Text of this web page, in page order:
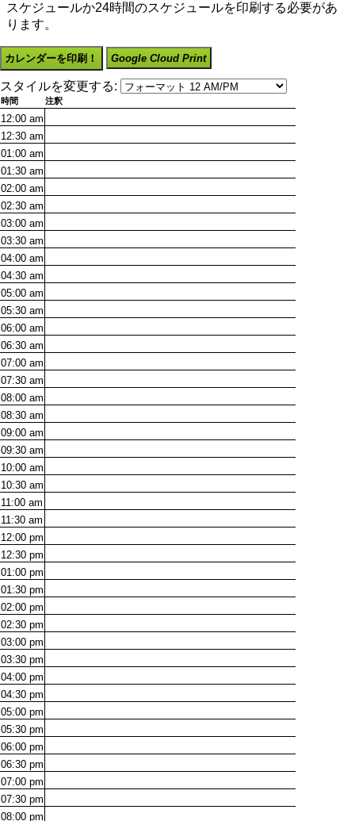
スケジュールか24時間のスケジュールを印刷する必要があ
ります。
カレンダーを印刷！ Google Cloud Print
スタイルを変更する:
時間 注釈
12:00 am
12:30 am
01:00 am
01:30 am
02:00 am
02:30 am
03:00 am
03:30 am
04:00 am
04:30 am
05:00 am
05:30 am
06:00 am
06:30 am
07:00 am
07:30 am
08:00 am
08:30 am
09:00 am
09:30 am
10:00 am
10:30 am
11:00 am
11:30 am
12:00 pm
12:30 pm
01:00 pm
01:30 pm
02:00 pm
02:30 pm
03:00 pm
03:30 pm
04:00 pm
04:30 pm
05:00 pm
05:30 pm
06:00 pm
06:30 pm
07:00 pm
07:30 pm
08:00 pm